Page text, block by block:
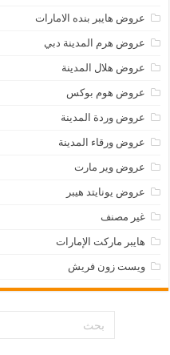
عروض هايبر بنده الامارات
عروض هرم المدينة دبي
عروض هلال المدينة
عروض هوم بوكس
عروض وردة المدينة
عروض ورقاء المدينة
عروض وير مارت
عروض يونايتد هيبر
غير مصنف
هايبر ماركت الإمارات
ويست زون فريش